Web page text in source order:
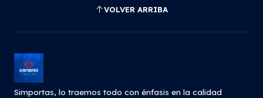
VOLVER ARRIBA
Simportas, lo traemos todo con énfasis en la calidad